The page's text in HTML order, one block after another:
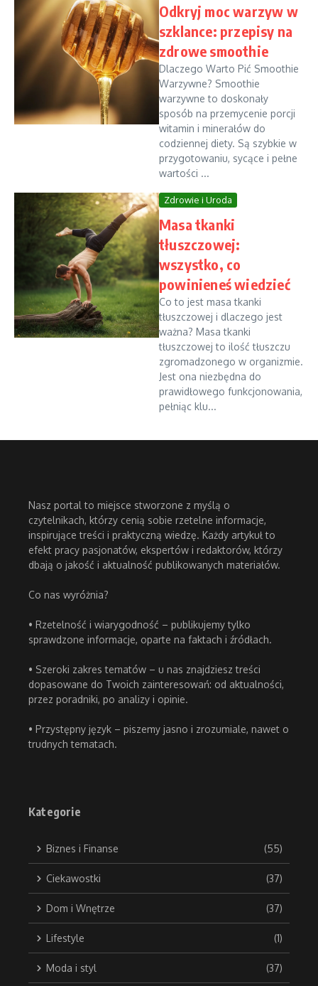
Odkryj moc warzyw w
szklance: przepisy na
zdrowe smoothie
Dlaczego Warto Pić Smoothie
Warzywne? Smoothie
warzywne to doskonały
sposób na przemycenie porcji
witamin i minerałów do
codziennej diety. Są szybkie w
przygotowaniu, sycące i pełne
wartości ...
Zdrowie i Uroda
Masa tkanki
tłuszczowej:
wszystko, co
powinieneś wiedzieć
Co to jest masa tkanki
tłuszczowej i dlaczego jest
ważna? Masa tkanki
tłuszczowej to ilość tłuszczu
zgromadzonego w organizmie.
Jest ona niezbędna do
prawidłowego funkcjonowania,
pełniąc klu...
Nasz portal to miejsce stworzone z myślą o
czytelnikach, którzy cenią sobie rzetelne informacje,
inspirujące treści i praktyczną wiedzę. Każdy artykuł to
efekt pracy pasjonatów, ekspertów i redaktorów, którzy
dbają o jakość i aktualność publikowanych materiałów.
Co nas wyróżnia?
• Rzetelność i wiarygodność – publikujemy tylko
sprawdzone informacje, oparte na faktach i źródłach.
• Szeroki zakres tematów – u nas znajdziesz treści
dopasowane do Twoich zainteresowań: od aktualności,
przez poradniki, po analizy i opinie.
• Przystępny język – piszemy jasno i zrozumiale, nawet o
trudnych tematach.
Kategorie
Biznes i Finanse (55)
Ciekawostki (37)
Dom i Wnętrze (37)
Lifestyle (1)
Moda i styl (37)